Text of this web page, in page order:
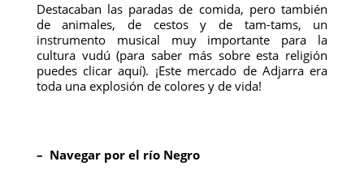
Destacaban las paradas de comida, pero también
de animales, de cestos y de tam-tams, un
instrumento musical muy importante para la
cultura vudú (para saber más sobre esta religión
puedes clicar aquí). ¡Este mercado de Adjarra era
toda una explosión de colores y de vida!
– Navegar por el río Negro